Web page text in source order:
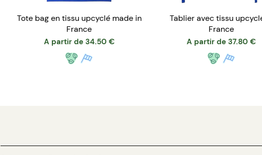
Tote bag en tissu upcyclé made in
France
A partir de 34.50 €
Tablier avec tissu upcyclé
France
A partir de 37.80 €